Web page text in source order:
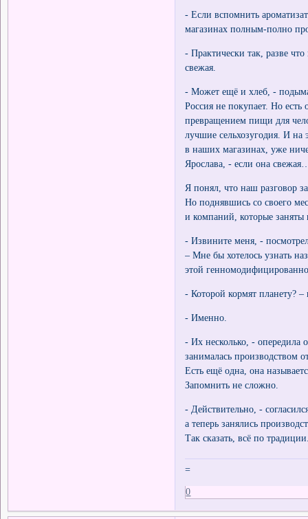
- Если вспомнить
магазинах полным-полно
- Практически так, разве
свежая.
- Может ещё и хлеб, -
Россия не покупает. Но
превращением пищи для
лучшие сельхозугодия. И на
в наших магазинах, уже
Ярослава, - если она
Я понял, что наш разговор
Но поднявшись со своего
и компаний, которые
- Извините меня, -
– Мне бы хотелось узнать
этой
- Которой кормят планету?
- Именно.
- Их несколько, - опередила
занималась производством
Есть ещё одна, она
Запомнить не сложно.
- Действительно, -
а теперь занялись
Так сказать, всё по
=
0